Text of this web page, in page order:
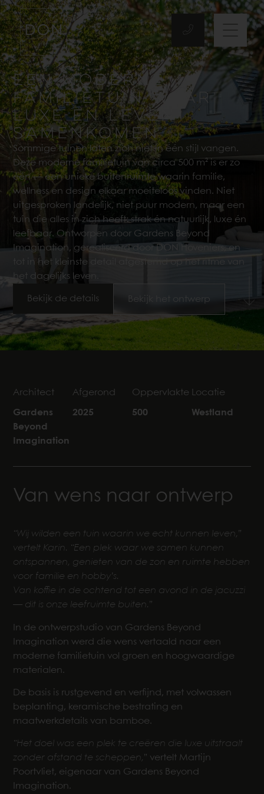
EEN MODERNE
FAMILIETUIN WAAR
LUXE EN LEVEN
SAMENKOMEN
Sommige tuinen laten zich niet in één stijl vangen.
Deze moderne familietuin van circa 500 m² is er zo
één — een unieke buitenruimte waarin familie,
wellness en design elkaar moeiteloos vinden. Niet
uitgesproken landelijk, niet puur modern, maar een
tuin die alles in zich heeft: strak én natuurlijk, luxe én
leefbaar. Ontworpen door Gardens Beyond
Imagination, gerealiseerd door DON Hoveniers, en
tot in het kleinste detail afgestemd op het ritme van
het dagelijks leven.
Bekijk de details Bekijk het ontwerp
Architect
Gardens
Beyond
Imagination
Afgerond
2025
Oppervlakte
500
Locatie
Westland
Van wens naar ontwerp
“Wij wilden een tuin waarin we echt kunnen leven,”
vertelt Karin. “Een plek waar we samen kunnen
ontspannen, genieten van de zon en ruimte hebben
voor familie en hobby’s.
Van koffie in de ochtend tot een avond in de jacuzzi
— dit is onze leefruimte buiten.”
In de ontwerpstudio van Gardens Beyond
Imagination werd die wens vertaald naar een
moderne familietuin vol groen en hoogwaardige
materialen.
De basis is rustgevend en verfijnd, met volwassen
beplanting, keramische bestrating en
maatwerkdetails van bamboe.
“Het doel was een plek te creëren die luxe uitstraalt
zonder afstand te scheppen,” vertelt Martijn
Poortvliet, eigenaar van Gardens Beyond
Imagination.